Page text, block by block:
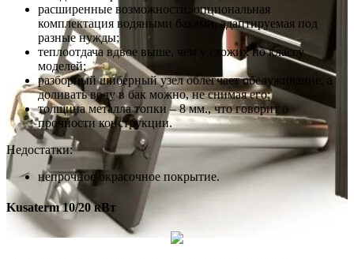
расширенные возможности: опциональная
комплектация водяными баками, адаптируемая под
разные нужды;
теплоотдача вдвое выше, чем у схожих по классу
моделей;
разборный шиберный узел облегчает обслуживание, а
доливать воду в бак можно, не снимая его;
толщина металла топки – 8 мм., что говорит о
прочности конструкции.
Недостатки:
непрочное окрасочное покрытие.
Kusaterm 10/20 кВт